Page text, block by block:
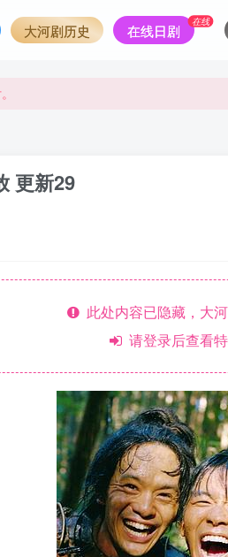
大河剧历史 在线日剧
在线
更新29
此处内容已隐藏，大
请登录后查看